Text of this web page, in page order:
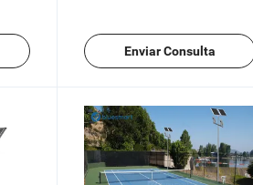
Enviar Consulta